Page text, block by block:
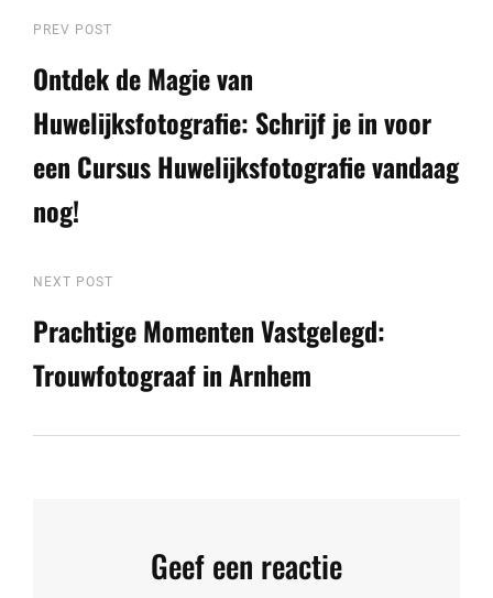
Berichtnavigatie
Previous
Post
PREV POST
Ontdek de Magie van
Huwelijksfotografie: Schrijf je in voor
een Cursus Huwelijksfotografie vandaag
nog!
Next
Post
NEXT POST
Prachtige Momenten Vastgelegd:
Trouwfotograaf in Arnhem
Geef een reactie